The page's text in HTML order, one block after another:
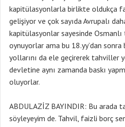
kapitülasyonlarla birlikte oldukça
gelişiyor ve çok sayıda Avrupalı
kapitülasyonlar sayesinde
oynuyorlar ama bu 18.yy’dan sonra
yollarını da ele geçirerek tahviller
devletine aynı zamanda baskı
oluyorlar.
ABDULAZİZ BAYINDIR: Bu arada
söyleyeyim de. Tahvil, faizli borç